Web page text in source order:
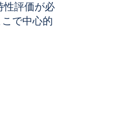
性評価が必
で中心的